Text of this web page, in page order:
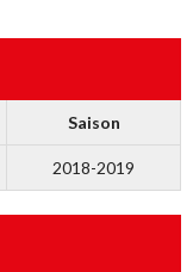
Saison
2018-2019